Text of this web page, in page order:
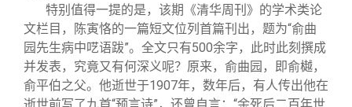
特别值得一提的是，该期《清华周刊》的学术类论
文栏目，陈寅恪的一篇短文位列首篇刊出，题为“俞曲
园先生病中呓语跋”。全文只有500余字，此时此刻撰成
并发表，究竟又有何深义呢？原来，俞曲园，即俞樾，
俞平伯之父。他逝世于1907年，数年后，有人传出他在